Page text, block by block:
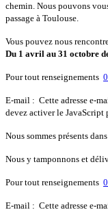
chemin. Nous pouvons
passage à Toulouse.
Vous pouvez nous
Du 1 avril au 31 octobre
Pour tout renseignements
E-mail : Cette adresse e-
devez activer le JavaScript
Nous sommes présents
Nous y tamponnons et
Pour tout renseignements
E-mail : Cette adresse e-